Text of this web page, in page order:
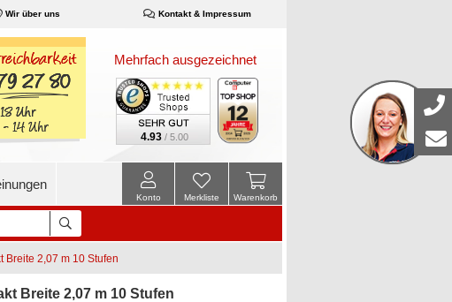
Wir über uns Kontakt & Impressum
Mehrfach ausgezeichnet
4.93 / 5.00
Warenkorb
Merkliste
Konto
Breite 2,07 m 10 Stufen
Breite 2,07 m 10 Stufen